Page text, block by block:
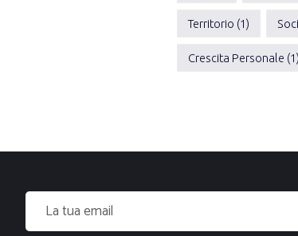
Territorio (1)
Crescita Personale (1)